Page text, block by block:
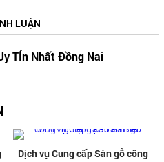
LUẬN
TÍn Nhất Đồng Nai
Dịch vụ Cung cấp Sàn gỗ công